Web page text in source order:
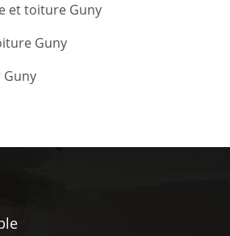
et toiture Guny
Guny